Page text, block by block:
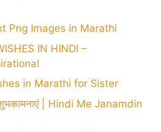
Png Images in Marathi
IN HINDI –
in Marathi for Sister
शुभकामनाएं | Hindi Me Janamdin